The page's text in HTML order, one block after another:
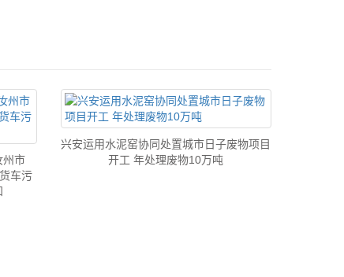
州市
车污
兴安运用水泥窑协同处置城市日子废物项目
开工 年处理废物10万吨